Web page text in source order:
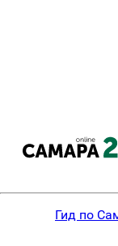
Гид по